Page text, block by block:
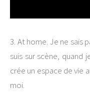
3. At home. Je ne sais
suis sur scène, quand
crée un espace de vie
moi.